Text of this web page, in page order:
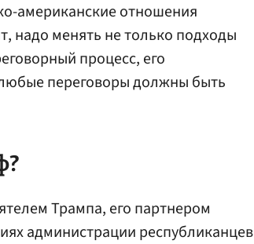
американские отношения
надо менять не только подходы
процесс, его
переговоры должны быть
Трампа, его партнером
администрации республиканцев